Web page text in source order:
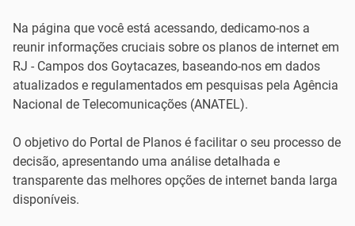
Na página que você está acessando, dedicamo-nos a
reunir informações cruciais sobre os planos de internet em
RJ - Campos dos Goytacazes, baseando-nos em dados
atualizados e regulamentados em pesquisas pela Agência
Nacional de Telecomunicações (ANATEL).
O objetivo do Portal de Planos é facilitar o seu processo de
decisão, apresentando uma análise detalhada e
transparente das melhores opções de internet banda larga
disponíveis.